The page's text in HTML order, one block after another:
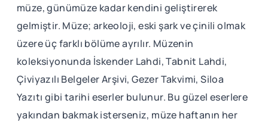
müze, günümüze kadar kendini geliştirerek
gelmiştir. Müze; arkeoloji, eski şark ve çinili olmak
üzere üç farklı bölüme ayrılır. Müzenin
koleksiyonunda İskender Lahdi, Tabnit Lahdi,
Çiviyazılı Belgeler Arşivi, Gezer Takvimi, Siloa
Yazıtı gibi tarihi eserler bulunur. Bu güzel eserlere
yakından bakmak isterseniz, müze haftanın her